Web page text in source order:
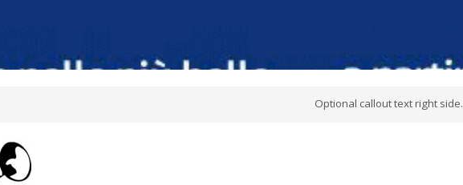
Optional callout text right side.